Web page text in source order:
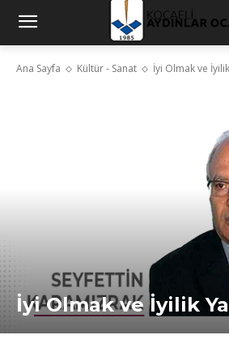
Ana Sayfa Kültür - Sanat İyi Olmak ve
İyi Olmak ve İyilik